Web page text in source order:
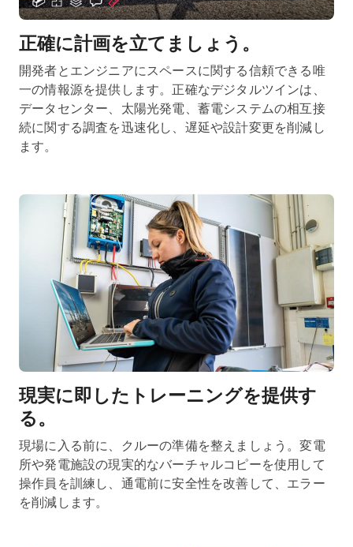
正確に計画を立てましょう。
開発者とエンジニアにスペースに関する信頼できる唯
一の情報源を提供します。正確なデジタルツインは、
データセンター、太陽光発電、蓄電システムの相互接
続に関する調査を迅速化し、遅延や設計変更を削減し
ます。
現実に即したトレーニングを提供す
る。
現場に入る前に、クルーの準備を整えましょう。変電
所や発電施設の現実的なバーチャルコピーを使用して
操作員を訓練し、通電前に安全性を改善して、エラー
を削減します。